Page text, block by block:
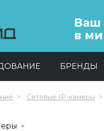
Ваш
в
БРЕНДЫ
Сетевые IP-камеры